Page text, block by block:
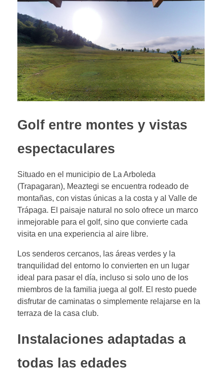
Golf entre montes y vistas
espectaculares
Situado en el municipio de La Arboleda
(Trapagaran), Meaztegi se encuentra rodeado de
montañas, con vistas únicas a la costa y al Valle de
Trápaga. El paisaje natural no solo ofrece un marco
inmejorable para el golf, sino que convierte cada
visita en una experiencia al aire libre.
Los senderos cercanos, las áreas verdes y la
tranquilidad del entorno lo convierten en un lugar
ideal para pasar el día, incluso si solo uno de los
miembros de la familia juega al golf. El resto puede
disfrutar de caminatas o simplemente relajarse en la
terraza de la casa club.
Instalaciones adaptadas a
todas las edades